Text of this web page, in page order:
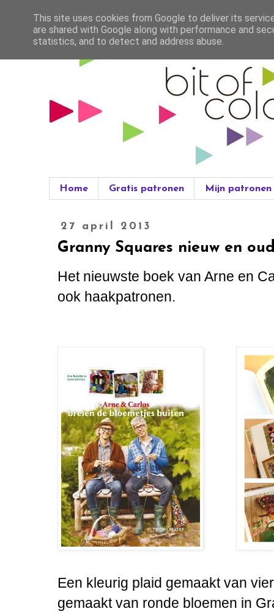
Home Gratis patronen Mijn patronen
27 april 2013
Granny Squares nieuw en
Het nieuwste boek van Arne en
ook haakpatronen.
Een kleurig plaid gemaakt van
gemaakt van ronde bloemen in
This site uses cookies from Google to deliver its
are shared with Google along with performance and
statistics, and to detect and address abuse.